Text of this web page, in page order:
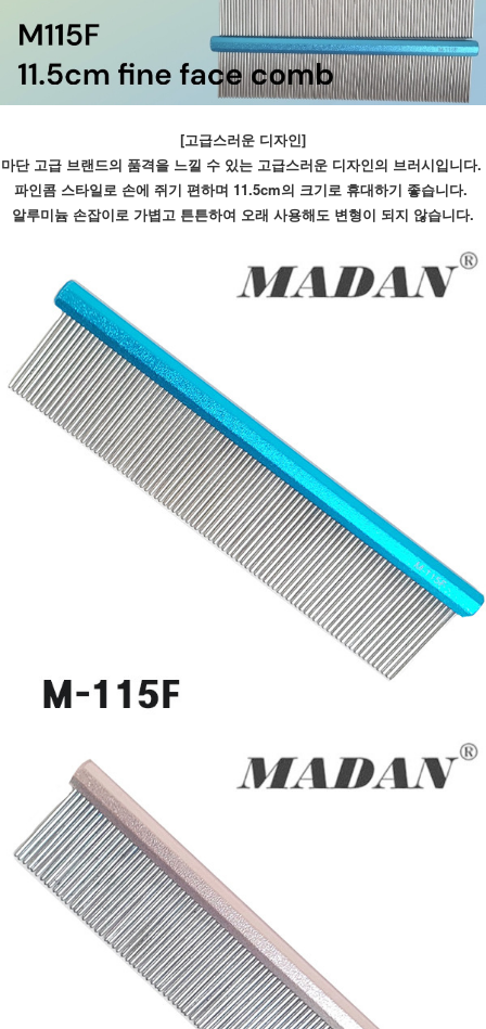
[고급스러운 디자인]
마단 고급 브랜드의 품격을 느낄 수 있는 고급스러운 디자인의 브러시입니다.
파인콤 스타일로 손에 쥐기 편하며 11.5cm의 크기로 휴대하기 좋습니다.
알루미늄 손잡이로 가볍고 튼튼하여 오래 사용해도 변형이 되지 않습니다.